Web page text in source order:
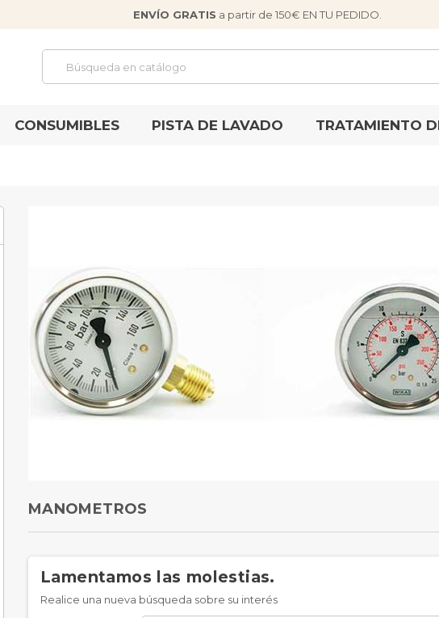
ENVÍO GRATIS a partir de 150€ EN TU PEDIDO.
CONSUMIBLES PISTA DE LAVADO TRATAMIENTO
MANOMETROS
Lamentamos las molestias.
Realice una nueva búsqueda sobre su interés